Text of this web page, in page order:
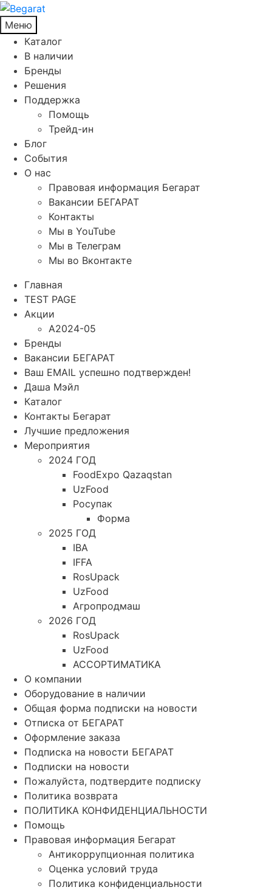
Меню
Каталог
В наличии
Бренды
Решения
Поддержка
Помощь
Трейд-ин
Блог
События
О нас
Правовая информация Бегарат
Вакансии БЕГАРАТ
Контакты
Мы в YouTube
Мы в Телеграм
Мы во Вконтакте
Главная
TEST PAGE
Акции
A2024-05
Бренды
Вакансии БЕГАРАТ
Ваш EMAIL успешно подтвержден!
Даша Мэйл
Каталог
Контакты Бегарат
Лучшие предложения
Мероприятия
2024 ГОД
FoodExpo Qazaqstan
UzFood
Росупак
Форма
2025 ГОД
IBA
IFFA
RosUpack
UzFood
Агропродмаш
2026 ГОД
RosUpack
UzFood
АССОРТИМАТИКА
О компании
Оборудование в наличии
Общая форма подписки на новости
Отписка от БЕГАРАТ
Оформление заказа
Подписка на новости БЕГАРАТ
Подписки на новости
Пожалуйста, подтвердите подписку
Политика возврата
ПОЛИТИКА КОНФИДЕНЦИАЛЬНОСТИ
Помощь
Правовая информация Бегарат
Антикоррупционная политика
Оценка условий труда
Политика конфиденциальности